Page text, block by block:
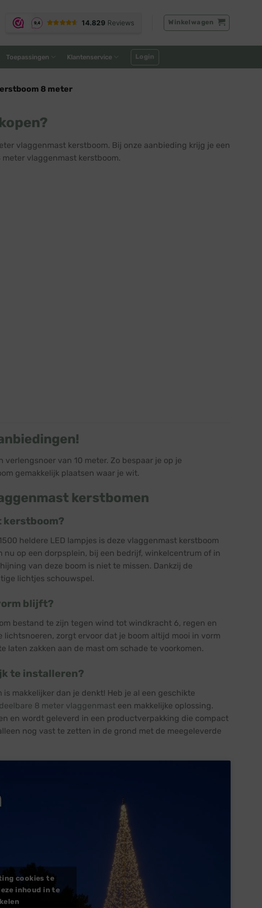
Winkelwagen
Toepassingen Klantenservice Login
8 meter
vlaggenmast kerstboom. Bij onze aanbieding krijg je een
vlaggenmast kerstboom.
van 10 meter. Zo bespaar je op je
gemakkelijk plaatsen waar je wit.
kerstbomen
kerstboom?
heldere LED lampjes is deze vlaggenmast kerstboom
op een dorpsplein, bij een bedrijf, winkelcentrum of in
van deze boom is niet te missen. Dankzij de
lichtjes schouwspel.
blijft?
bestand te zijn tegen wind tot windkracht 6, regen en
zorgt ervoor dat je boom altijd mooi in vorm
zakken aan de mast om schade te voorkomen.
te installeren?
makkelijker dan je denkt! Heb je al een geschikte
deelbare 8 meter vlaggenmasteen makkelijke oplossing.
en wordt geleverd in een productverpakking die compact
nog vast te zetten in de grond met de meegeleverde
cookies te
inhoud in te